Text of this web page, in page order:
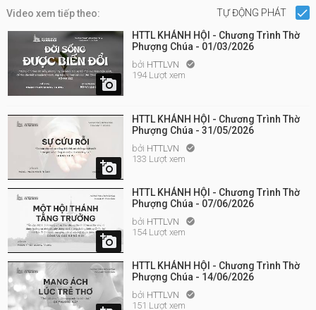
Video xem tiếp theo: TỰ ĐỘNG PHÁT

HTTL KHÁNH HỘI - Chương Trình Thờ
Phượng Chúa - 01/03/2026
bởi HTTLVN 
194 Lượt xem

HTTL KHÁNH HỘI - Chương Trình Thờ
Phượng Chúa - 31/05/2026
bởi HTTLVN 
133 Lượt xem

HTTL KHÁNH HỘI - Chương Trình Thờ
Phượng Chúa - 07/06/2026
bởi HTTLVN 
154 Lượt xem
HTTL KHÁNH HỘI - Chương Trình Thờ
Phượng Chúa - 14/06/2026
bởi HTTLVN 
151 Lượt xem